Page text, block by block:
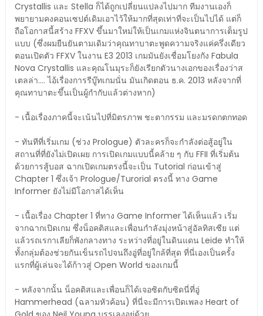
Crystallis และ Stella ก็ได้ถูกเปลี่ยนแปลงไปมาก ทีมงานเองก็
พยายามคงคอนเซปต์เดิมเอาไว้ให้มากที่สุดเท่าที่จะเป็นไปได้ แต่ก็
ถือโอกาสนี้สร้าง FFXV ขึ้นมาใหม่ให้เป็นเกมแห่งจินตนาการเต็มรูป
แบบ (ซึ่งผมยืนยันตามเดิมว่าคุณทาบาตะพูดความจริงแค่ครึ่งเดียว
ตอนเปิดตัว FFXV ในงาน E3 2013 เกมมันยังเชื่อมโยงกัง Fabula
Nova Crystallis และคุณโนมุระก็ยังเรียกตัวนางเอกของเรื่องว่าส
เตลล่า.... ไอ้เรื่องการรีบู๊ทเกมนั่น มันเกิดตอน ธ.ค. 2013 หลังจากที่
คุณทาบาตะขึ้นเป็นผู้กำกับแล้วต่างหาก)
- เนื้อเรื่องภาคนี้จะเน้นไปที่มิตรภาพ ชะตากรรม และมรดกตกทอด
- ทันทีที่เริ่มเกม (ช่วง Prologue) ตัวละครก็จะกำลังต่อสู้อยู่ใน
สถานที่ที่ยังไม่เปิดเผย การเปิดเกมแบบนี้คล้าย ๆ กับ FFII ที่เริ่มต้น
ด้วยการสู้บอส ฉากเปิดเกมตรงนี้จะเป็น Tutorial ก่อนเข้าสู่
Chapter 1 ซึ่งเจ้า Prologue/Turorial ตรงนี้ ทาง Game
Informer ยังไม่มีโอกาสได้เห็น
- เนื้อเรื่อง Chapter 1 ที่ทาง Game Informer ได้เห็นแล้ว เริ่ม
จากฉากเปิดเกม ซึ่งน็อคติสและเพื่อนกำลังมุ่งหน้าสู่อัลทิสเซีย แต่
แล้วรถเรกาเลียก็พังกลางทาง ระหว่างที่อยู่ในดินแดน Leide ทำให้
ทั้งกลุ่มต้องช่วยกันเข็นรถไปจนถึงอู่ที่อยู่ใกล้ที่สุด ที่นี่เองเป็นครั้ง
แรกที่ผู้เล่นจะได้ก้าวสู่ Open World ของเกมนี้
- หลังจากนั้น น็อคติสและเพื่อนก็ได้เจอซิดกับซิดนี่ที่อู่
Hammerhead (ฉลามหัวค้อน) ที่นี่จะมีการเปิดเพลง Heart of